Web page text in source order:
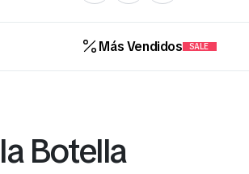
Más Vendidos SALE
Botella